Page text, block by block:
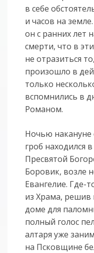
в себе
и часов на
он с ранних лет
смерти, что в
не отразиться
произошло в
только
вспомнились в
Романом.
Ночью накануне
гроб находился
Пресвятой
Боровик, возле
Евангелие. Где-
из Храма, решив
доме для
полный голос
алтаря уже
на Псковщине